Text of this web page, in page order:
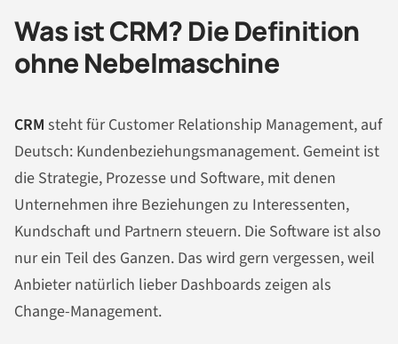
Was ist CRM? Die Definition
ohne Nebelmaschine
CRM steht für Customer Relationship Management, auf
Deutsch: Kundenbeziehungsmanagement. Gemeint ist
die Strategie, Prozesse und Software, mit denen
Unternehmen ihre Beziehungen zu Interessenten,
Kundschaft und Partnern steuern. Die Software ist also
nur ein Teil des Ganzen. Das wird gern vergessen, weil
Anbieter natürlich lieber Dashboards zeigen als
Change-Management.